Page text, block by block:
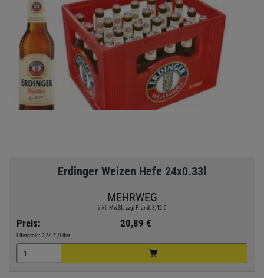
Erdinger Weizen Hefe 24x0.33l
MEHRWEG
inkl. MwSt. zzgl Pfand: 3,42 €
Preis: 20,89 €
Literpreis: 2,64 € /Liter